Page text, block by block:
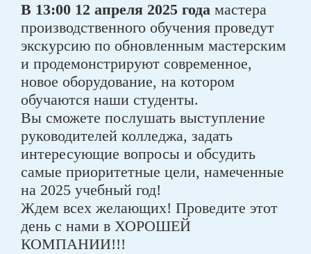
В 13:00 12 апреля 2025 года мастера
производственного обучения проведут
экскурсию по обновленным мастерским
и продемонстрируют современное,
новое оборудование, на котором
обучаются наши студенты.
Вы сможете послушать выступление
руководителей колледжа, задать
интересующие вопросы и обсудить
самые приоритетные цели, намеченные
на 2025 учебный год!
Ждем всех желающих! Проведите этот
день с нами в ХОРОШЕЙ
КОМПАНИИ!!!